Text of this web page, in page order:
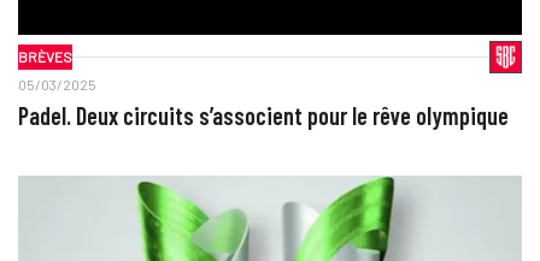
BRÈVES
05/03/2025
Padel. Deux circuits s’associent pour le rêve olympique